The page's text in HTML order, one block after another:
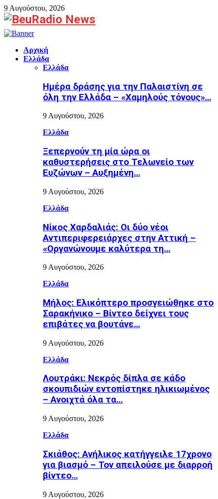
9 Αυγούστου, 2026
Facebook
Αρχική
Ελλάδα
Ελλάδα
Ημέρα δράσης για την Παλαιστίνη σε
όλη την Ελλάδα – «Χαμηλούς τόνους»…
9 Αυγούστου, 2026
Ελλάδα
Ξεπερνούν τη μία ώρα οι
καθυστερήσεις στο Τελωνείο των
Ευζώνων – Αυξημένη…
9 Αυγούστου, 2026
Ελλάδα
Νίκος Χαρδαλιάς: Οι δύο νέοι
Αντιπεριφερειάρχες στην Αττική –
«Οργανώνουμε καλύτερα τη…
9 Αυγούστου, 2026
Ελλάδα
Μήλος: Ελικόπτερο προσγειώθηκε στο
Σαρακήνικο – Βίντεο δείχνει τους
επιβάτες να βουτάνε…
9 Αυγούστου, 2026
Ελλάδα
Λουτράκι: Νεκρός δίπλα σε κάδο
σκουπιδιών εντοπίστηκε ηλικιωμένος
– Ανοιχτά όλα τα…
9 Αυγούστου, 2026
Ελλάδα
Σκιάθος: Ανήλικος κατήγγειλε 17χρονο
για βιασμό – Τον απειλούσε με διαρροή
βίντεο…
9 Αυγούστου, 2026